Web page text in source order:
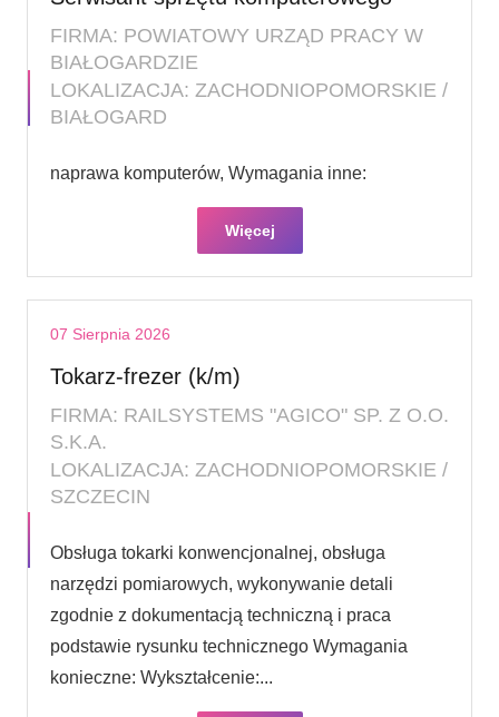
FIRMA: POWIATOWY URZĄD PRACY W
BIAŁOGARDZIE
LOKALIZACJA: ZACHODNIOPOMORSKIE /
BIAŁOGARD
naprawa komputerów, Wymagania inne:
Więcej
07 Sierpnia 2026
Tokarz-frezer (k/m)
FIRMA: RAILSYSTEMS "AGICO" SP. Z O.O.
S.K.A.
LOKALIZACJA: ZACHODNIOPOMORSKIE /
SZCZECIN
Obsługa tokarki konwencjonalnej, obsługa
narzędzi pomiarowych, wykonywanie detali
zgodnie z dokumentacją techniczną i praca
podstawie rysunku technicznego Wymagania
konieczne: Wykształcenie:...